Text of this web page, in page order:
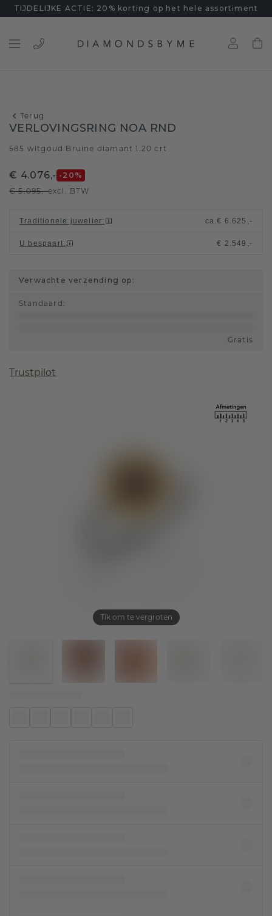
TIJDELIJKE ACTIE: 20% korting op het hele assortiment
Terug
Tik om te vergroten
VERLOVINGSRING NOA RND
585 witgoud Bruine diamant 1.20 crt
€ 4.076,- -20 %
€ 5.095,-excl. BTW
Traditionele juwelier: ca.€ 6.625,-
U bespaart: € 2.549,-
Verwachte verzending op:
Standaard :
Gratis
Trustpilot